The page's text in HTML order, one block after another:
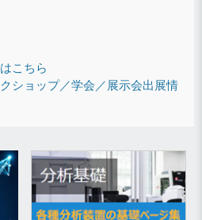
こちら
ショップ／学会／展示会出展情